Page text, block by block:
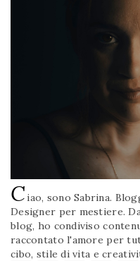
Ciao, sono Sabrina.
Designer per mestiere.
blog, ho condiviso
raccontato l'amore per
cibo, stile di vita e